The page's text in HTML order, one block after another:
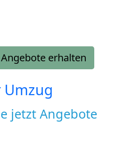
erhalten
jetzt Angebote